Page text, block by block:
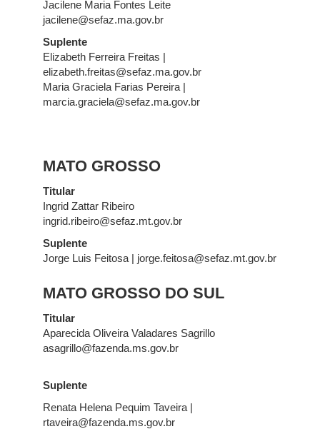
Jacilene Maria Fontes Leite
jacilene@sefaz.ma.gov.br
Suplente
Elizabeth Ferreira Freitas |
elizabeth.freitas@sefaz.ma.gov.br
Maria Graciela Farias Pereira |
marcia.graciela@sefaz.ma.gov.br
MATO GROSSO
Titular
Ingrid Zattar Ribeiro
ingrid.ribeiro@sefaz.mt.gov.br
Suplente
Jorge Luis Feitosa | jorge.feitosa@sefaz.mt.gov.br
MATO GROSSO DO SUL
Titular
Aparecida Oliveira Valadares Sagrillo
asagrillo@fazenda.ms.gov.br
Suplente
Renata Helena Pequim Taveira |
rtaveira@fazenda.ms.gov.br